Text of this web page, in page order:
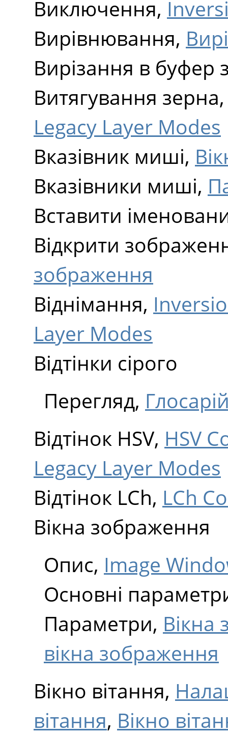
Виключення,
Вирівнювання,
Вирізання в буфер
Витягування
Legacy Layer Modes
Вказівник миші,
Вказівники миші,
Вставити
Відкрити
зображення
Віднімання,
Layer Modes
Відтінки сірого
Перегляд,
Відтінок HSV, HSV
Legacy Layer Modes
Відтінок LCh, LCh
Вікна зображення
Опис, Image
Основні
Параметри, Вікна
вікна зображення
Вікно вітання,
вітання, Вікно